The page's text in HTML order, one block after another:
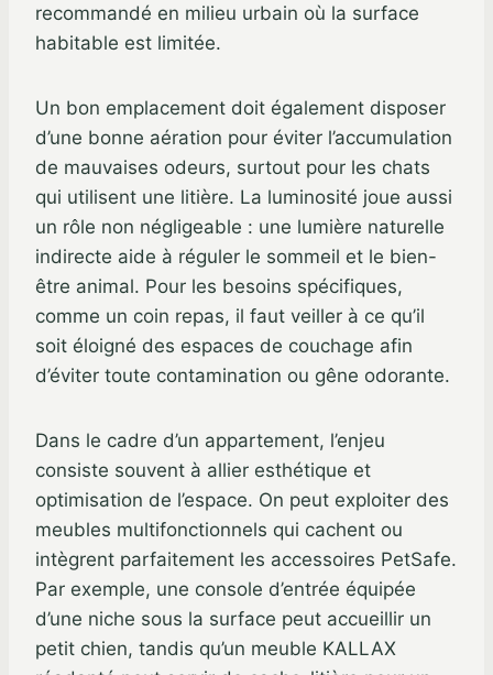
recommandé en milieu urbain où la surface
habitable est limitée.
Un bon emplacement doit également disposer
d’une bonne aération pour éviter l’accumulation
de mauvaises odeurs, surtout pour les chats
qui utilisent une litière. La luminosité joue aussi
un rôle non négligeable : une lumière naturelle
indirecte aide à réguler le sommeil et le bien-
être animal. Pour les besoins spécifiques,
comme un coin repas, il faut veiller à ce qu’il
soit éloigné des espaces de couchage afin
d’éviter toute contamination ou gêne odorante.
Dans le cadre d’un appartement, l’enjeu
consiste souvent à allier esthétique et
optimisation de l’espace. On peut exploiter des
meubles multifonctionnels qui cachent ou
intègrent parfaitement les accessoires PetSafe.
Par exemple, une console d’entrée équipée
d’une niche sous la surface peut accueillir un
petit chien, tandis qu’un meuble KALLAX